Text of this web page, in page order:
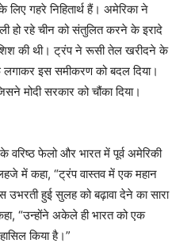
गहरे निहितार्थ हैं। अमेरिका ने
हो रहे चीन को संतुलित करने के इरादे
की थी। ट्रंप ने रूसी तेल खरीदने के
लगाकर इस समीकरण को बदल दिया।
मोदी सरकार को चौंका दिया।
वरिष्ठ फेलो और भारत में पूर्व अमेरिकी
में कहा, “ट्रंप वास्तव में एक महान
हुई सुलह को बढ़ावा देने का सारा
“उन्होंने अकेले ही भारत को एक
किया है।”